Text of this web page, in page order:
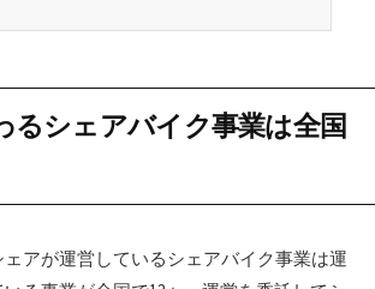
るシェアバイク事業は全国
ェアが運営しているシェアバイク事業は運